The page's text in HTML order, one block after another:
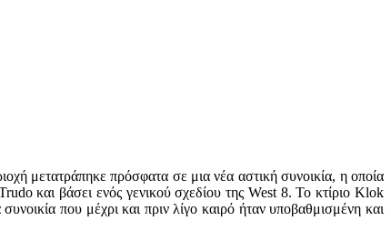
μετατράπηκε πρόσφατα σε μια νέα αστική συνοικία, η οποία
και βάσει ενός γενικού σχεδίου της West 8. Το κτίριο Klok
που μέχρι και πριν λίγο καιρό ήταν υποβαθμισμένη και